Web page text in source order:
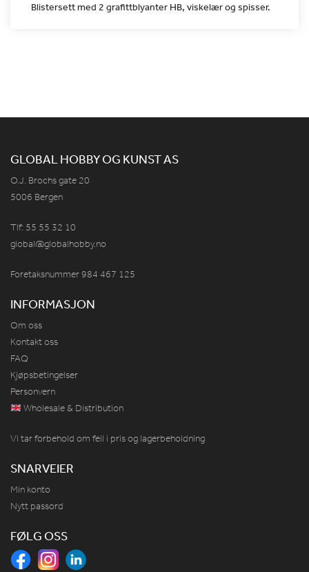
Blistersett med 2 grafittblyanter HB, viskelær og spisser.
GLOBAL HOBBY OG KUNST AS
O.J. Brochs gate 20
5006 Bergen
Tlf: 55 55 32 10
global@globalhobby.no
Foretaksnummer 984 467 125
INFORMASJON
Om oss
Kontakt oss
FAQ
Kjøpsbetingelser
Personvern
Wholesale & Distribution
Vi tar forbehold om feil i pris og lagerbeholdning
SNARVEIER
Min konto
Nytt passord
FØLG OSS